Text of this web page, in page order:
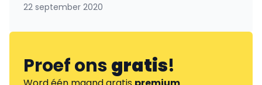
22 september 2020
Proef onsgratis!